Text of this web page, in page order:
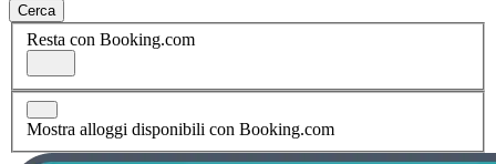
Cerca
Resta con Booking.com
Mostra alloggi disponibili con Booking.com